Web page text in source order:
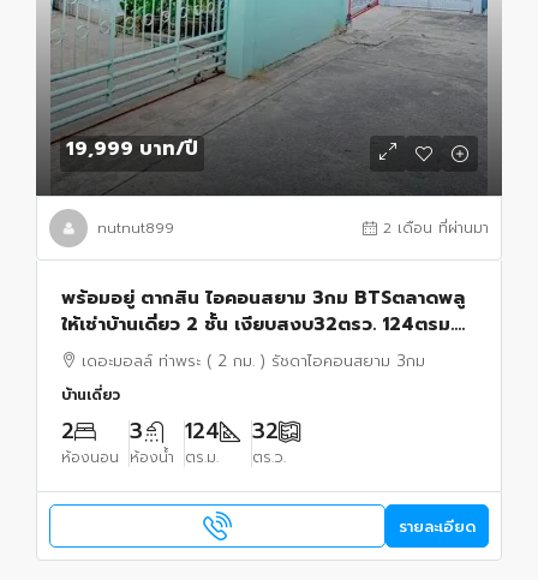
19,999 บาท/ปี
nutnut899 2 เดือน ที่ผ่านมา
พร้อมอยู่ ตากสิน ไอคอนสยาม 3กม BTSตลาดพลู
ให้เช่าบ้านเดี่ยว 2 ชั้น เงียบสงบ32ตรว. 124ตรม.
2นอน 3น้ำ 2จอดรถ 4แอร์ เดอะมอลล์ ท่าพระ
เดอะมอลล์ ท่าพระ ( 2 กม. ) รัชดาไอคอนสยาม 3กม
บ้านเดี่ยว
2
ห้องนอน
3
ห้องน้ำ
124
ตร.ม.
32
ตร.ว.
รายละเอียด